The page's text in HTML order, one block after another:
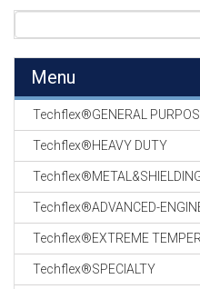
Menu
Techflex®GENERAL
Techflex®HEAVY DUTY
Techflex®ADVANCED-
Techflex®EXTREME
Techflex®SPECIALTY